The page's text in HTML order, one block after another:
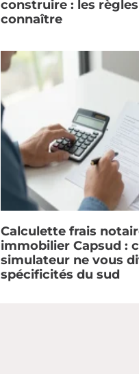
construire : les
connaître
Calculette frais
immobilier Capsud :
simulateur ne vous
spécificités du sud